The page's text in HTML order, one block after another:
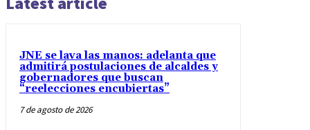
JNE se lava las manos: adelanta que
admitirá postulaciones de alcaldes y
gobernadores que buscan
“reelecciones encubiertas”
7 de agosto de 2026